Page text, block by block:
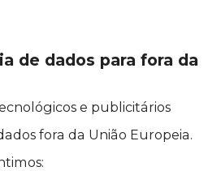
de dados para fora da
e publicitários
fora da União Europeia.